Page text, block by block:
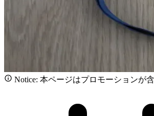
Notice: 本ページはプロモーションが